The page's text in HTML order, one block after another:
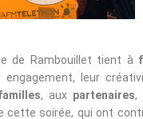
de Rambouillet tient à
engagement, leur
, aux partenaires,
cette soirée, qui ont